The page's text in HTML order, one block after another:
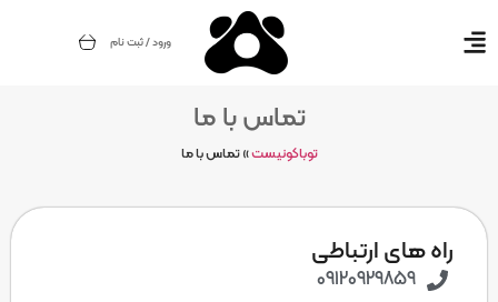
ورود / ثبت نام
تماس با ما
توباکونیست»تماس با ما
راه های ارتباطی
09120929859